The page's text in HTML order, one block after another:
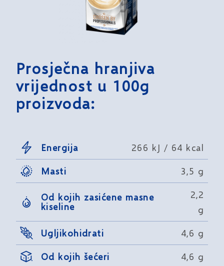
Prosječna hranjiva
vrijednost u 100g
proizvoda:
Energija 266 kJ / 64 kcal
Masti 3,5 g
Od kojih zasićene masne
kiseline
2,2
g
Ugljikohidrati 4,6 g
Od kojih šećeri 4,6 g